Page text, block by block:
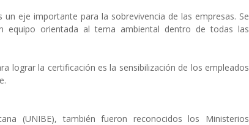
eje importante para la sobrevivencia de las empresas. Se
orientada al tema ambiental dentro de todas las
lograr la certificación es la sensibilización de los empleados
(UNIBE), también fueron reconocidos los Ministerios